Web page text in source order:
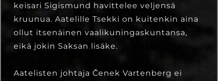
keisari Sigismund havittelee veljensä
kruunua. Aatelille Tsekki on kuitenkin aina
ollut itsenäinen vaalikuningaskuntansa,
eikä jokin Saksan lisäke.
Aatelisten johtaja Čenek Vartenberg ei